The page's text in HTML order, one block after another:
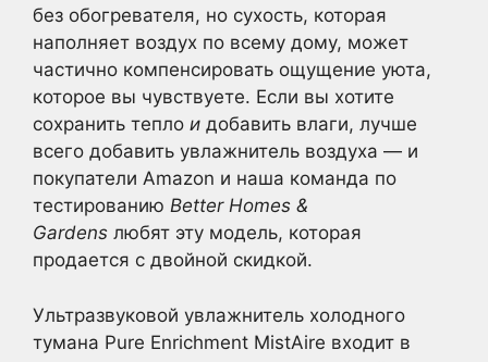
без обогревателя, но сухость, которая
наполняет воздух по всему дому, может
частично компенсировать ощущение уюта,
которое вы чувствуете. Если вы хотите
сохранить тепло и добавить влаги, лучше
всего добавить увлажнитель воздуха — и
покупатели Amazon и наша команда по
тестированию Better Homes &
Gardens любят эту модель, которая
продается с двойной скидкой.
Ультразвуковой увлажнитель холодного
тумана Pure Enrichment MistAire входит в